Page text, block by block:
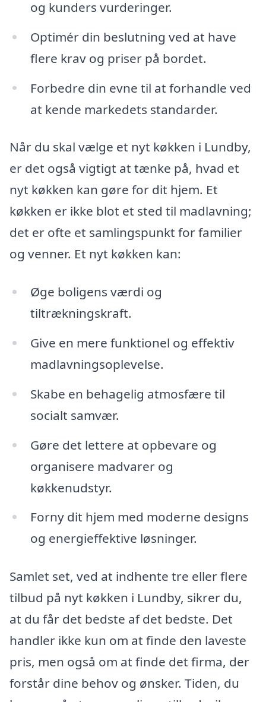
og kunders vurderinger.
Optimér din beslutning ved at have
flere krav og priser på bordet.
Forbedre din evne til at forhandle ved
at kende markedets standarder.
Når du skal vælge et nyt køkken i Lundby,
er det også vigtigt at tænke på, hvad et
nyt køkken kan gøre for dit hjem. Et
køkken er ikke blot et sted til madlavning;
det er ofte et samlingspunkt for familier
og venner. Et nyt køkken kan:
Øge boligens værdi og
tiltrækningskraft.
Give en mere funktionel og effektiv
madlavningsoplevelse.
Skabe en behagelig atmosfære til
socialt samvær.
Gøre det lettere at opbevare og
organisere madvarer og
køkkenudstyr.
Forny dit hjem med moderne designs
og energieffektive løsninger.
Samlet set, ved at indhente tre eller flere
tilbud på nyt køkken i Lundby, sikrer du,
at du får det bedste af det bedste. Det
handler ikke kun om at finde den laveste
pris, men også om at finde det firma, der
forstår dine behov og ønsker. Tiden, du